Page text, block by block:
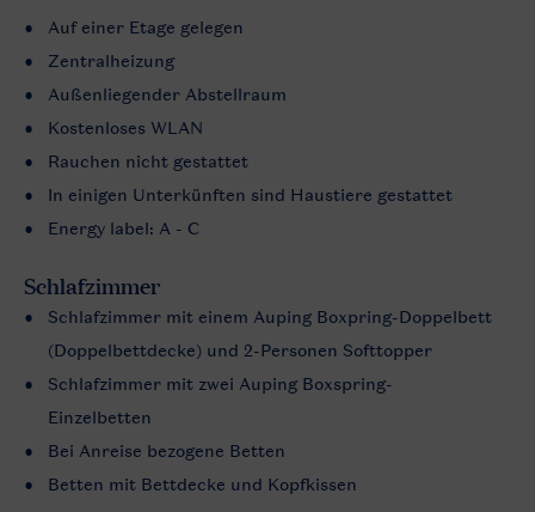
Auf einer Etage gelegen
Zentralheizung
Außenliegender Abstellraum
Kostenloses WLAN
Rauchen nicht gestattet
In einigen Unterkünften sind Haustiere gestattet
Energy label: A - C
Schlafzimmer
Schlafzimmer mit einem Auping Boxpring-Doppelbett
(Doppelbettdecke) und 2-Personen Softtopper
Schlafzimmer mit zwei Auping Boxspring-
Einzelbetten
Bei Anreise bezogene Betten
Betten mit Bettdecke und Kopfkissen